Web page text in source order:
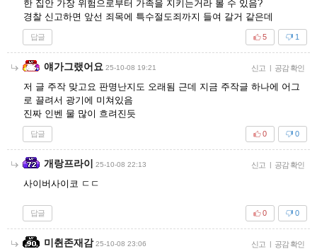
한 집안 가장 위험으로부터 가족을 지키는거라 볼 수 있음?
경찰 신고하면 앞선 죄목에 특수절도죄까지 들여 갈거 같은데
답글 1
5
얘가그랬어요 25-10-08 19:21 신고 | 공감 확인
저 글 주작 맞고요 판명난지도 오래됨 근데 지금 주작글 하나에 어그
로 끌려서 광기에 미쳐있음
진짜 인벤 물 많이 흐려진듯
답글 0
0
개랑프라이 25-10-08 22:13 신고 | 공감 확인
사이버사이코 ㄷㄷ
답글 0
0
미췬존재감 25-10-08 23:06 신고 | 공감 확인